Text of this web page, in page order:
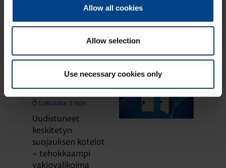
Allow all cookies
Allow selection
Use necessary cookies only
Lukuaika: 2 min
vastaavat ahtaiden
tilojen haasteisiin
Lukuaika: 3 min
Uudistuneet
keskitetyn
suojauksen kotelot
– tehokkaampi
vakiovalikoima